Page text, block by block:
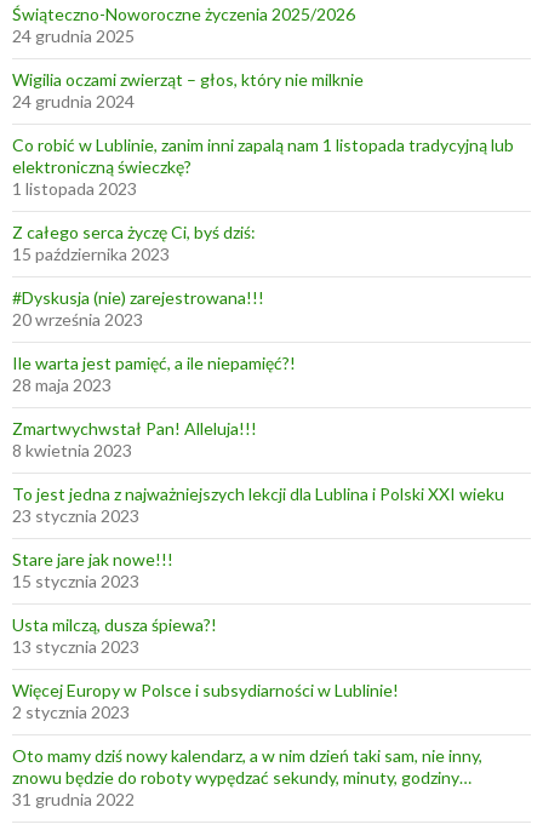
Świąteczno-Noworoczne życzenia 2025/2026
24 grudnia 2025
Wigilia oczami zwierząt – głos, który nie milknie
24 grudnia 2024
Co robić w Lublinie, zanim inni zapalą nam 1 listopada tradycyjną lub
elektroniczną świeczkę?
1 listopada 2023
Z całego serca życzę Ci, byś dziś:
15 października 2023
#Dyskusja (nie) zarejestrowana!!!
20 września 2023
Ile warta jest pamięć, a ile niepamięć?!
28 maja 2023
Zmartwychwstał Pan! Alleluja!!!
8 kwietnia 2023
To jest jedna z najważniejszych lekcji dla Lublina i Polski XXI wieku
23 stycznia 2023
Stare jare jak nowe!!!
15 stycznia 2023
Usta milczą, dusza śpiewa?!
13 stycznia 2023
Więcej Europy w Polsce i subsydiarności w Lublinie!
2 stycznia 2023
Oto mamy dziś nowy kalendarz, a w nim dzień taki sam, nie inny,
znowu będzie do roboty wypędzać sekundy, minuty, godziny…
31 grudnia 2022